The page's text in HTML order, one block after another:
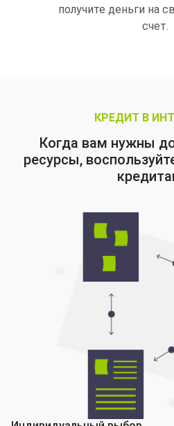
получите деньги на
счет.
КРЕДИТ В
Когда вам нужны
ресурсы,